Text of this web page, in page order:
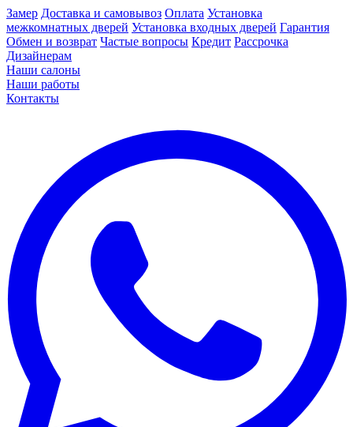
Замер Доставка и самовывоз Оплата Установка
межкомнатных дверей Установка входных дверей Гарантия
Обмен и возврат Частые вопросы Кредит Рассрочка
Дизайнерам
Наши салоны
Наши работы
Контакты